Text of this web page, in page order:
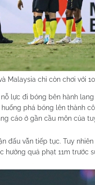
Malaysia chỉ còn chơi với
lực đi bóng bên hành
phá bóng lên thành
cáo ở gần cầu môn của
đấu vẫn tiếp tục. Tuy
quả phạt 11m trước